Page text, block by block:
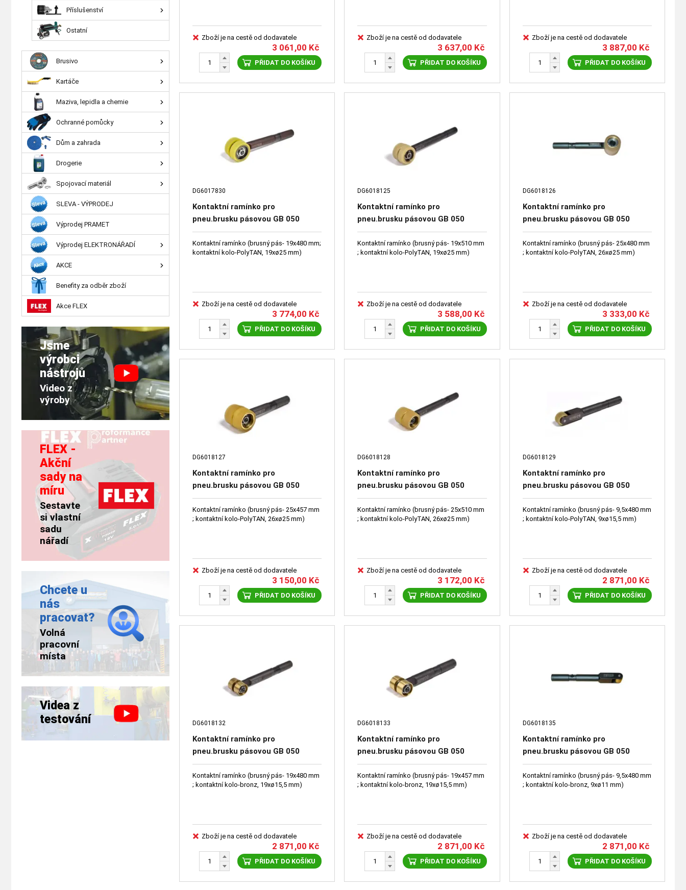
Zboží je na cestě od dodavatele
3 061,00 Kč
PŘIDAT DO KOŠÍKU
Zboží je na cestě od dodavatele
3 637,00 Kč
PŘIDAT DO KOŠÍKU
Zboží je na cestě od dodavatele
3 887,00 Kč
PŘIDAT DO KOŠÍKU
DG6017830
Kontaktní ramínko pro
pneu.brusku pásovou GB 050
DG6017830
Kontaktní ramínko (brusný pás- 19x480 mm;
kontaktní kolo-PolyTAN, 19xø25 mm)
Zboží je na cestě od dodavatele
3 774,00 Kč
PŘIDAT DO KOŠÍKU
DG6018125
Kontaktní ramínko pro
pneu.brusku pásovou GB 050
DG6018125
Kontaktní ramínko (brusný pás- 19x510 mm
; kontaktní kolo-PolyTAN, 19xø25 mm)
Zboží je na cestě od dodavatele
3 588,00 Kč
PŘIDAT DO KOŠÍKU
DG6018126
Kontaktní ramínko pro
pneu.brusku pásovou GB 050
DG6018126
Kontaktní ramínko (brusný pás- 25x480 mm
; kontaktní kolo-PolyTAN, 26xø25 mm)
Zboží je na cestě od dodavatele
3 333,00 Kč
PŘIDAT DO KOŠÍKU
DG6018127
Kontaktní ramínko pro
pneu.brusku pásovou GB 050
DG6018127
Kontaktní ramínko (brusný pás- 25x457 mm
; kontaktní kolo-PolyTAN, 26xø25 mm)
Zboží je na cestě od dodavatele
3 150,00 Kč
PŘIDAT DO KOŠÍKU
DG6018128
Kontaktní ramínko pro
pneu.brusku pásovou GB 050
DG6018128
Kontaktní ramínko (brusný pás- 25x510 mm
; kontaktní kolo-PolyTAN, 26xø25 mm)
Zboží je na cestě od dodavatele
3 172,00 Kč
PŘIDAT DO KOŠÍKU
DG6018129
Kontaktní ramínko pro
pneu.brusku pásovou GB 050
DG6018129
Kontaktní ramínko (brusný pás- 9,5x480 mm
; kontaktní kolo-PolyTAN, 9xø15,5 mm)
Zboží je na cestě od dodavatele
2 871,00 Kč
PŘIDAT DO KOŠÍKU
DG6018132
Kontaktní ramínko pro
pneu.brusku pásovou GB 050
DG6018132
Kontaktní ramínko (brusný pás- 19x480 mm
; kontaktní kolo-bronz, 19xø15,5 mm)
Zboží je na cestě od dodavatele
2 871,00 Kč
PŘIDAT DO KOŠÍKU
DG6018133
Kontaktní ramínko pro
pneu.brusku pásovou GB 050
DG6018133
Kontaktní ramínko (brusný pás- 19x457 mm
; kontaktní kolo-bronz, 19xø15,5 mm)
Zboží je na cestě od dodavatele
2 871,00 Kč
PŘIDAT DO KOŠÍKU
DG6018135
Kontaktní ramínko pro
pneu.brusku pásovou GB 050
DG6018135
Kontaktní ramínko (brusný pás- 9,5x480 mm
; kontaktní kolo-bronz, 9xø11 mm)
Zboží je na cestě od dodavatele
2 871,00 Kč
PŘIDAT DO KOŠÍKU
Příslušenství
Ostatní
Brusivo
Kartáče
Maziva, lepidla a chemie
Ochranné pomůcky
Dům a zahrada
Drogerie
Spojovací materiál
SLEVA - VÝPRODEJ
Výprodej PRAMET
Výprodej ELEKTRONÁŘADÍ
AKCE
Benefity za odběr zboží
Akce FLEX
Jsme
výrobci
nástrojů
Video z
výroby
FLEX -
Akční
sady na
míru
Sestavte
si vlastní
sadu
nářadí
Chcete u
nás
pracovat?
Volná
pracovní
místa
Videa z
testování